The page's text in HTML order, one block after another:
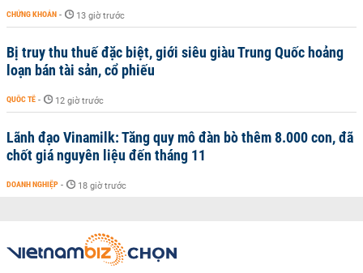
CHỨNG KHOÁN - 13 giờ trước
Bị truy thu thuế đặc biệt, giới siêu giàu Trung Quốc hoảng
loạn bán tài sản, cổ phiếu
QUỐC TẾ - 12 giờ trước
Lãnh đạo Vinamilk: Tăng quy mô đàn bò thêm 8.000 con, đã
chốt giá nguyên liệu đến tháng 11
DOANH NGHIỆP - 18 giờ trước